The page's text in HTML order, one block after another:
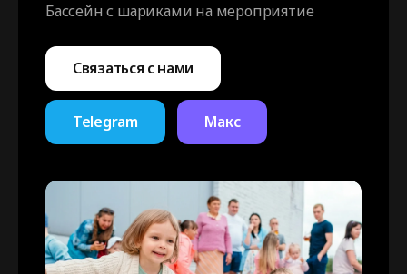
Бассейн с шариками на мероприятие
Связаться с нами
Telegram Макс